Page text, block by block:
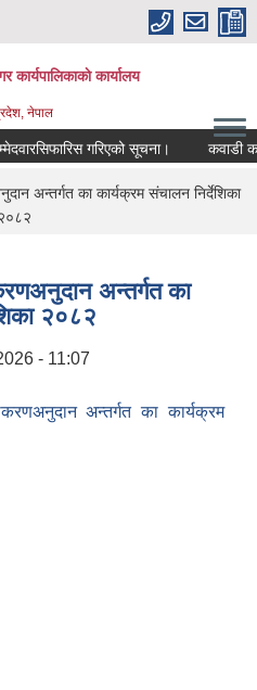
कार्यपालिकाकाे कार्यालय
नेपाल
गरिएको सूचना। कवाडी करको
अन्तर्गत का कार्यक्रम संचालन निर्देशिका
अन्तर्गत का
२०८२
- 11:07
अन्तर्गत का कार्यक्रम